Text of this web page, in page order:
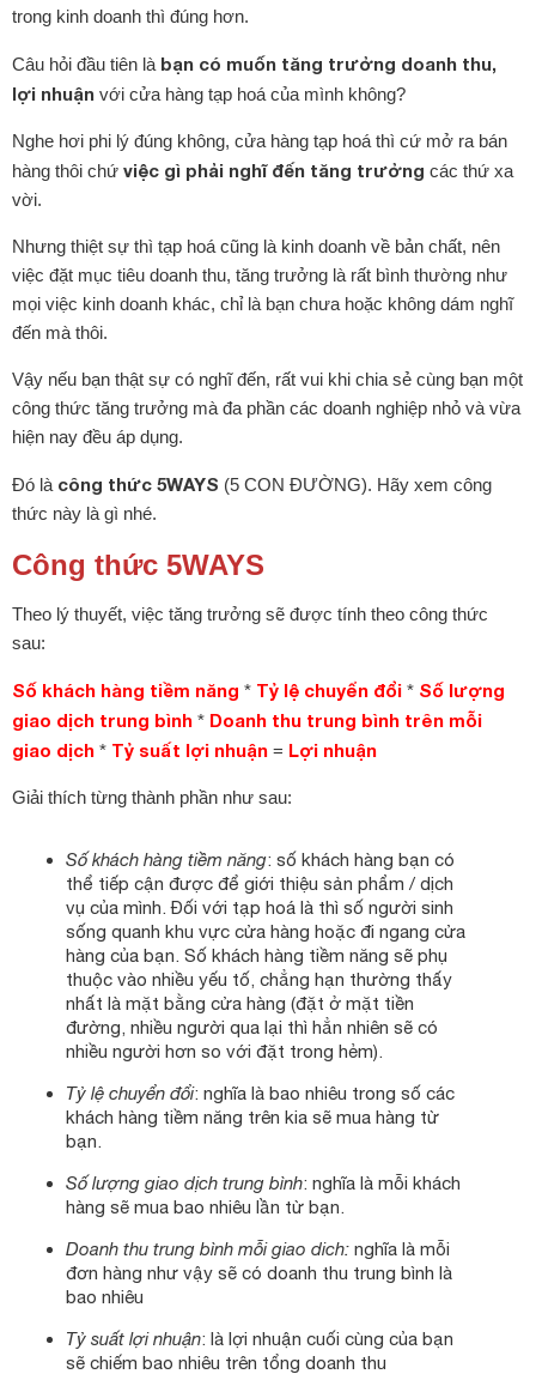
trong kinh doanh thì đúng hơn.
Câu hỏi đầu tiên là bạn có muốn tăng trưởng doanh thu,
lợi nhuận với cửa hàng tạp hoá của mình không?
Nghe hơi phi lý đúng không, cửa hàng tạp hoá thì cứ mở ra bán
hàng thôi chứ việc gì phải nghĩ đến tăng trưởng các thứ xa
vời.
Nhưng thiệt sự thì tạp hoá cũng là kinh doanh về bản chất, nên
việc đặt mục tiêu doanh thu, tăng trưởng là rất bình thường như
mọi việc kinh doanh khác, chỉ là bạn chưa hoặc không dám nghĩ
đến mà thôi.
Vậy nếu bạn thật sự có nghĩ đến, rất vui khi chia sẻ cùng bạn một
công thức tăng trưởng mà đa phần các doanh nghiệp nhỏ và vừa
hiện nay đều áp dụng.
Đó là công thức 5WAYS (5 CON ĐƯỜNG). Hãy xem công
thức này là gì nhé.
Công thức 5WAYS
Theo lý thuyết, việc tăng trưởng sẽ được tính theo công thức
sau:
Số khách hàng tiềm năng * Tỷ lệ chuyển đổi * Số lượng
giao dịch trung bình * Doanh thu trung bình trên mỗi
giao dịch * Tỷ suất lợi nhuận = Lợi nhuận
Giải thích từng thành phần như sau:
Số khách hàng tiềm năng: số khách hàng bạn có
thể tiếp cận được để giới thiệu sản phẩm / dịch
vụ của mình. Đối với tạp hoá là thì số người sinh
sống quanh khu vực cửa hàng hoặc đi ngang cửa
hàng của bạn. Số khách hàng tiềm năng sẽ phụ
thuộc vào nhiều yếu tố, chẳng hạn thường thấy
nhất là mặt bằng cửa hàng (đặt ở mặt tiền
đường, nhiều người qua lại thì hẳn nhiên sẽ có
nhiều người hơn so với đặt trong hẻm).
Tỷ lệ chuyển đổi: nghĩa là bao nhiêu trong số các
khách hàng tiềm năng trên kia sẽ mua hàng từ
bạn.
Số lượng giao dịch trung bình: nghĩa là mỗi khách
hàng sẽ mua bao nhiêu lần từ bạn.
Doanh thu trung bình mỗi giao dich: nghĩa là mỗi
đơn hàng như vậy sẽ có doanh thu trung bình là
bao nhiêu
Tỷ suất lợi nhuận: là lợi nhuận cuối cùng của bạn
sẽ chiếm bao nhiêu trên tổng doanh thu